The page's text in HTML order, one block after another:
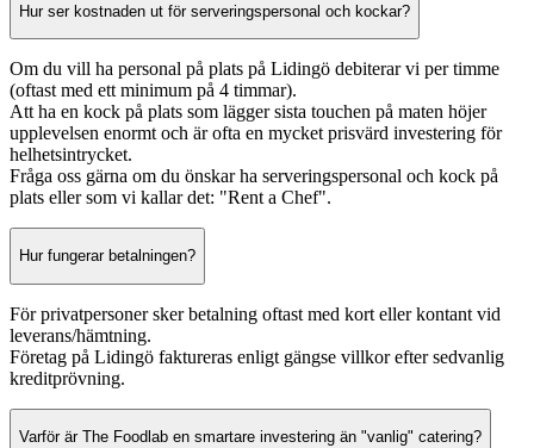
Hur ser kostnaden ut för serveringspersonal och kockar?
Om du vill ha personal på plats på Lidingö debiterar vi per timme
(oftast med ett minimum på 4 timmar).
Att ha en kock på plats som lägger sista touchen på maten höjer
upplevelsen enormt och är ofta en mycket prisvärd investering för
helhetsintrycket.
Fråga oss gärna om du önskar ha serveringspersonal och kock på
plats eller som vi kallar det: "Rent a Chef".
Hur fungerar betalningen?
För privatpersoner sker betalning oftast med kort eller kontant vid
leverans/hämtning.
Företag på Lidingö faktureras enligt gängse villkor efter sedvanlig
kreditprövning.
Varför är The Foodlab en smartare investering än "vanlig" catering?